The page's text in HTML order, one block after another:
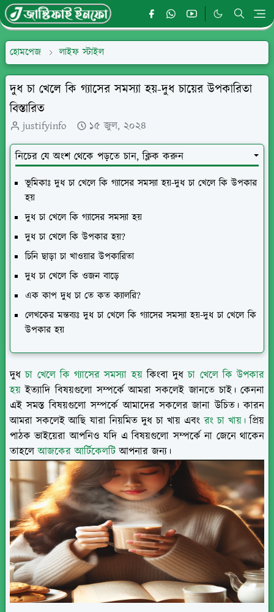
হোমপেজ লাইফ স্টাইল
দুধ চা খেলে কি গ্যাসের সমস্যা হয়-দুধ চায়ের উপকারিতা
বিস্তারিত
justifyinfo ১৫ জুল, ২০২৪
নিচের যে অংশ থেকে পড়তে চান, ক্লিক করুন
ভূমিকাঃ দুধ চা খেলে কি গ্যাসের সমস্যা হয়-দুধ চা খেলে কি উপকার
হয়
দুধ চা খেলে কি গ্যাসের সমস্যা হয়
দুধ চা খেলে কি উপকার হয়?
চিনি ছাড়া চা খাওয়ার উপকারিতা
দুধ চা খেলে কি ওজন বাড়ে
এক কাপ দুধ চা তে কত ক্যালরি?
লেখকের মন্তব্যঃ দুধ চা খেলে কি গ্যাসের সমস্যা হয়-দুধ চা খেলে কি
উপকার হয়
দুধচা খেলে কি গ্যাসের সমস্যা হয়কিংবা দুধচা খেলে কি উপকার
হয় ইত্যাদি বিষয়গুলো সম্পর্কে আমরা সকলেই জানতে চাই। কেননা
এই সমস্ত বিষয়গুলো সম্পর্কে আমাদের সকলের জানা উচিত। কারন
আমরা সকলেই আছি যারা নিয়মিত দুধ চা খায় এবংরং চা খায়।প্রিয়
পাঠক ভাইয়েরা আপনিও যদি এ বিষয়গুলো সম্পর্কে না জেনে থাকেন
তাহলেআজকের আর্টিকেলটিআপনার জন্য।